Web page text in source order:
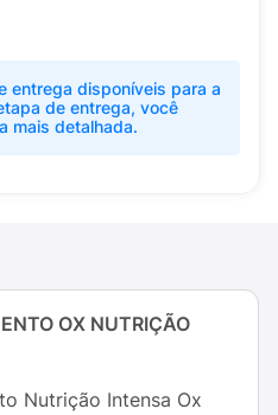
entrega disponíveis para a
de entrega, você
mais detalhada.
OX NUTRIÇÃO
Nutrição Intensa Ox